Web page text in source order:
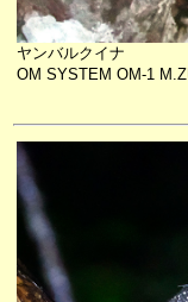
ヤンバルクイナ
OM SYSTEM OM-1